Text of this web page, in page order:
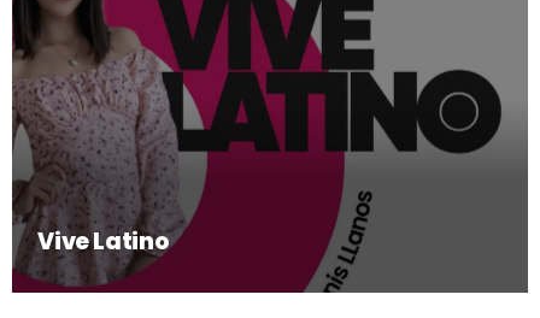
Vive Latino